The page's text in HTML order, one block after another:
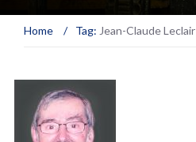
Home / Tag: Jean-Claude Leclair